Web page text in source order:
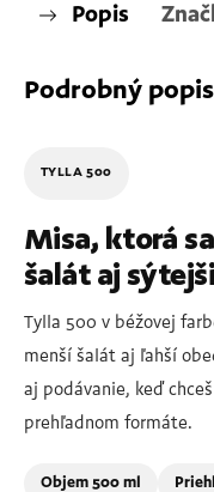
Popis
Podrobný popis
TYLLA 500
Misa, ktorá
šalát aj
Tylla 500 v béžovej
menší šalát aj ľahší
aj podávanie, keď
prehľadnom formáte.
Objem 500 ml